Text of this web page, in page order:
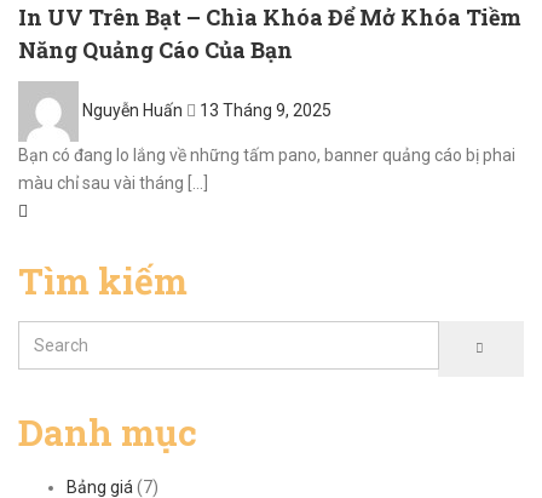
In UV Trên Bạt – Chìa Khóa Để Mở Khóa Tiềm
Năng Quảng Cáo Của Bạn
Nguyễn Huấn
on
13 Tháng 9, 2025
Bạn có đang lo lắng về những tấm pano, banner quảng cáo bị phai
màu chỉ sau vài tháng [...]
Tìm kiếm
Danh mục
Bảng giá (7)